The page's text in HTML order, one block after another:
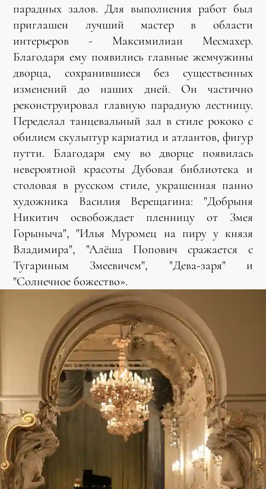
парадных залов. Для выполнения работ был
приглашен лучший мастер в области
интерьеров - Максимилиан Месмахер.
Благодаря ему появились главные жемчужины
дворца, сохранившиеся без существенных
изменений до наших дней. Он частично
реконструировал главную парадную лестницу.
Переделал танцевальный зал в стиле рококо с
обилием скульптур кариатид и атлантов, фигур
путти. Благодаря ему во дворце появилась
невероятной красоты Дубовая библиотека и
столовая в русском стиле, украшенная панно
художника Василия Верещагина: "Добрыня
Никитич освобождает пленницу от Змея
Горыныча", "Илья Муромец на пиру у князя
Владимира", "Алёша Попович сражается с
Тугариным Змеевичем", "Дева-заря" и
"Солнечное божество».